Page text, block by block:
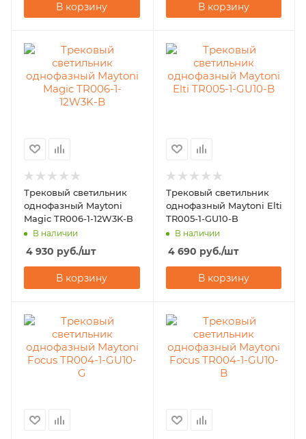
В корзину В корзину
Трековый светильник
однофазный Maytoni
Magic TR006-1-12W3K-B
В наличии
4 930 руб./шт
В корзину
Трековый светильник
однофазный Maytoni Elti
TR005-1-GU10-B
В наличии
4 690 руб./шт
В корзину